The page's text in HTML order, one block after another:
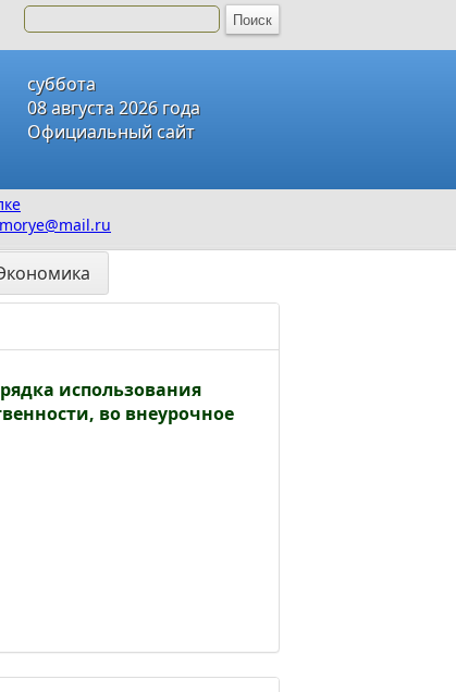
суббота
08 августа 2026 года
Официальный сайт
использования
во внеурочное